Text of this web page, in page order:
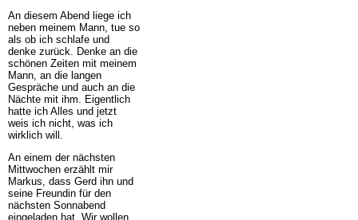
An diesem Abend liege ich
neben meinem Mann, tue so
als ob ich schlafe und
denke zurück. Denke an die
schönen Zeiten mit meinem
Mann, an die langen
Gespräche und auch an die
Nächte mit ihm. Eigentlich
hatte ich Alles und jetzt
weis ich nicht, was ich
wirklich will.
An einem der nächsten
Mittwochen erzählt mir
Markus, dass Gerd ihn und
seine Freundin für den
nächsten Sonnabend
eingeladen hat. Wir wollen